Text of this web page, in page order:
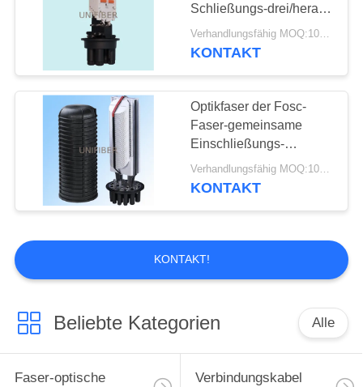
Schließungs-drei/heraus
5 Häfen mit PLC-Teiler
Verhandlungsfähig MOQ:10pcs
KONTAKT
Optikfaser der Fosc-
Faser-gemeinsame
Einschließungs-
144/360/720
mechanisch/Hitze-
Verhandlungsfähig MOQ:10pcs
KONTAKT
KONTAKT!
Beliebte Kategorien Alle
Faser-optische
Verbindungskabel